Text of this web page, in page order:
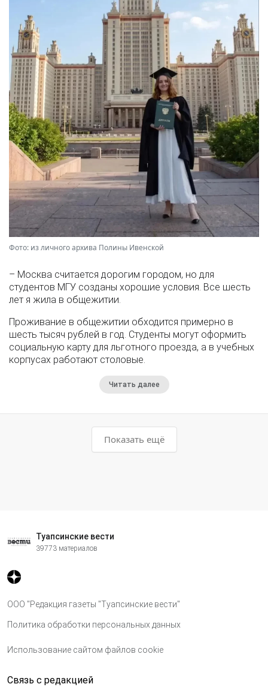
Фото: из личного архива Полины Ивенской
– Москва считается дорогим городом, но для
студентов МГУ созданы хорошие условия. Все шесть
лет я жила в общежитии.
Проживание в общежитии обходится примерно в
шесть тысяч рублей в год. Студенты могут оформить
социальную карту для льготного проезда, а в учебных
корпусах работают столовые.
Читать далее
Показать ещё
Туапсинские вести
39773 материалов
ООО "Редакция газеты "Туапсинские вести"
Политика обработки персональных данных
Использование сайтом файлов cookie
Связь с редакцией